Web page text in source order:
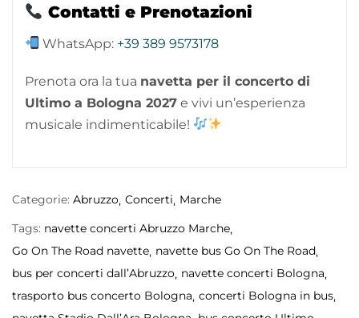
Contatti e Prenotazioni
WhatsApp: +39 389 9573178
Prenota ora la tua navetta per il concerto di
Ultimo a Bologna 2027 e vivi un’esperienza
musicale indimenticabile!
Categorie: Abruzzo Concerti Marche
Tags: navette concerti Abruzzo Marche
Go On The Road navette navette bus Go On The Road
bus per concerti dall’Abruzzo navette concerti Bologna
trasporto bus concerto Bologna concerti Bologna in bus